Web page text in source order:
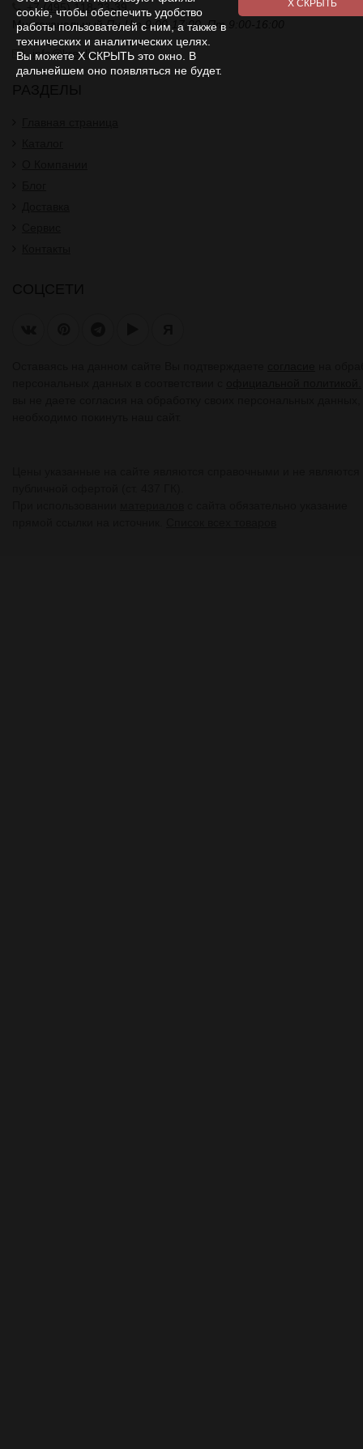
+7 (495) 118-23-39
МногоканальныйПн-Чт 9:00-17:00. Пт 9:00-16:00
info@kreoline.ru
cookie, чтобы обеспечить удобство
работы пользователей с ним, а также в
технических и аналитических целях.
Вы можете Х СКРЫТЬ это окно. В
дальнейшем оно появляться не будет.